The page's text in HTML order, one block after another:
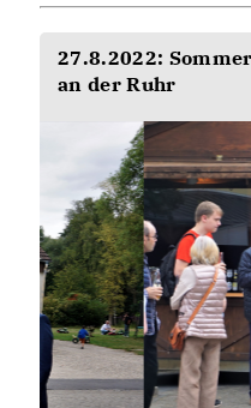
27.8.2022:
an der Ruhr